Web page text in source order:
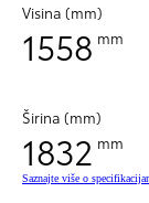
Visina (mm)
1558 mm
Širina (mm)
1832 mm
Saznajte više o